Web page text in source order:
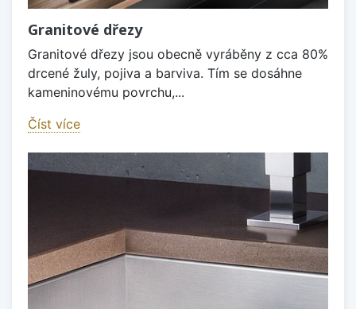
Granitové dřezy
Granitové dřezy jsou obecně vyráběny z cca 80%
drcené žuly, pojiva a barviva. Tím se dosáhne
kameninovému povrchu,...
Číst více